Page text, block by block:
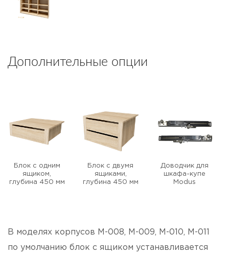
Дополнительные опции
Блок с одним
ящиком,
глубина 450 мм
Блок с двумя
ящиками,
глубина 450 мм
Доводчик для
шкафа-купе
Modus
В моделях корпусов М-008, М-009, М-010, М-011
по умолчанию блок с ящиком устанавливается